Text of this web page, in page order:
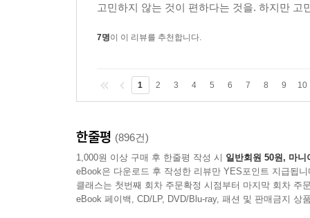
고민하지 않는 것이 편하다는 것을. 하지만
7명이 이 리뷰를 추천합니다.
1 2 3 4 5 6 7 8 9 10
한줄평 (896건)
1,000원 이상 구매 후 한줄평 작성 시 일반회원 50원, 마니
eBook은 다운로드 후 작성한 리뷰만 YES포인트 지급됩니
클래스는 첫번째 회차 주문확정 시점부터 마지막 회차 주
eBook 페이백, CD/LP, DVD/Blu-ray, 패션 및 판매금지 상